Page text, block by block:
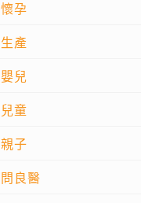
懷孕
生產
嬰兒
兒童
親子
問良醫